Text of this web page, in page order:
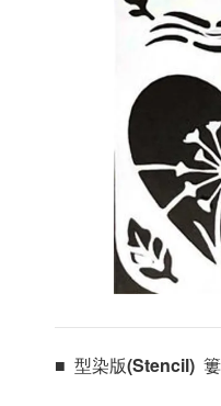
■  型染版(Stencil)